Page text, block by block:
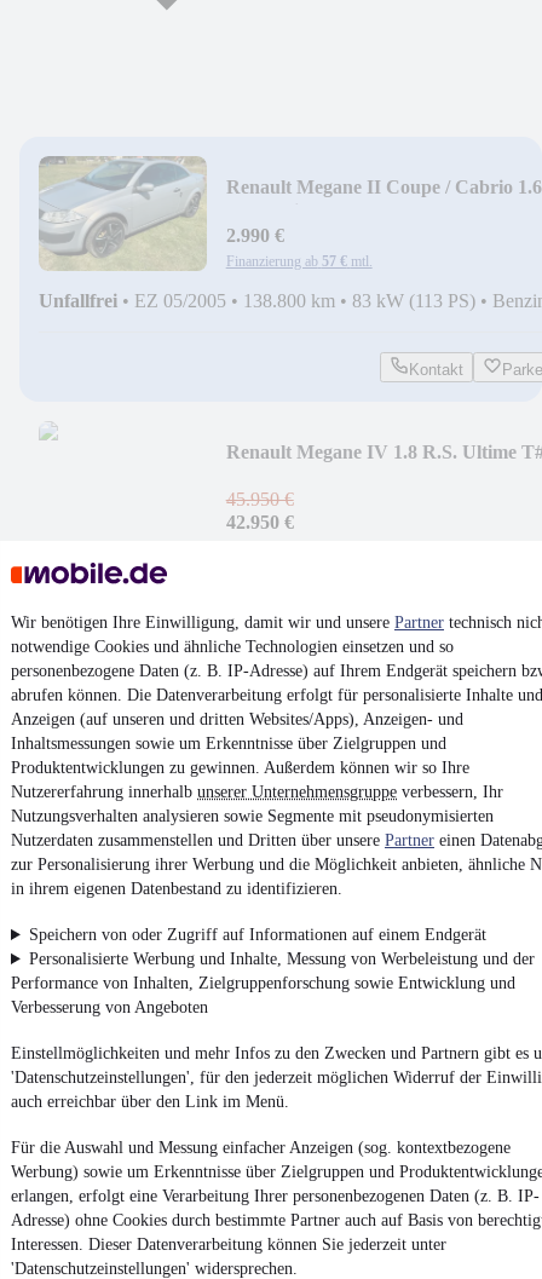
Wir benötigen Ihre Einwilligung, damit wir und unsere Partner technisch
notwendige Cookies und ähnliche Technologien einsetzen und so
personenbezogene Daten (z. B. IP-Adresse) auf Ihrem Endgerät speichern
abrufen können. Die Datenverarbeitung erfolgt für personalisierte Inhalte und
Anzeigen (auf unseren und dritten Websites/Apps), Anzeigen- und
Inhaltsmessungen sowie um Erkenntnisse über Zielgruppen und
Produktentwicklungen zu gewinnen. Außerdem können wir so Ihre
Nutzererfahrung innerhalb unserer Unternehmensgruppe verbessern, Ihr
Nutzungsverhalten analysieren sowie Segmente mit pseudonymisierten
Nutzerdaten zusammenstellen und Dritten über unsere Partner einen
zur Personalisierung ihrer Werbung und die Möglichkeit anbieten, ähnliche
in ihrem eigenen Datenbestand zu identifizieren.
Speichern von oder Zugriff auf Informationen auf einem Endgerät
Personalisierte Werbung und Inhalte, Messung von Werbeleistung und der
Performance von Inhalten, Zielgruppenforschung sowie Entwicklung und
Verbesserung von Angeboten
Einstellmöglichkeiten und mehr Infos zu den Zwecken und Partnern gibt es
'Datenschutzeinstellungen', für den jederzeit möglichen Widerruf der
auch erreichbar über den Link im Menü.
Für die Auswahl und Messung einfacher Anzeigen (sog. kontextbezogene
Werbung) sowie um Erkenntnisse über Zielgruppen und
erlangen, erfolgt eine Verarbeitung Ihrer personenbezogenen Daten (z. B. IP-
Adresse) ohne Cookies durch bestimmte Partner auch auf Basis von
Interessen. Dieser Datenverarbeitung können Sie jederzeit unter
'Datenschutzeinstellungen' widersprechen.
Renault Megane II Coupe / Cabrio 1.6
2.990 €
Finanzierung ab 57 € mtl.
Unfallfrei • EZ 05/2005 • 138.800 km • 83 kW (113 PS) •
Kontakt
Renault Megane IV 1.8 R.S. Ultime
45.950 €
42.950 €
Unfallfrei•EZ 07/2023
Kontakt
¹MwSt. ausweisbar
4.6 Sterne
Nutze mobile.de schnell und einfach
App installieren
Impressum
AGB
Datenschutz
Datenschutzeinstellungen
Report Security Vulnerability (English)
Powered by